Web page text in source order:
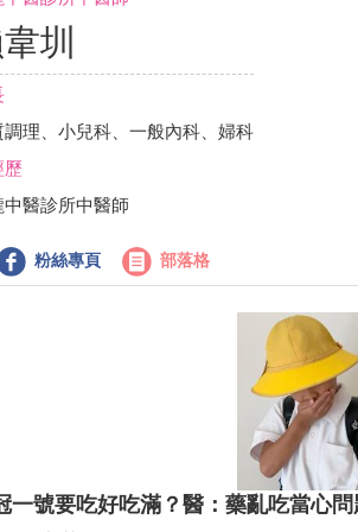
圳
調理、小兒科、一般內科、婦科
歷
中醫診所中醫師
粉絲專頁 部落格
一號要吃好吃滿？醫：藥亂吃當心